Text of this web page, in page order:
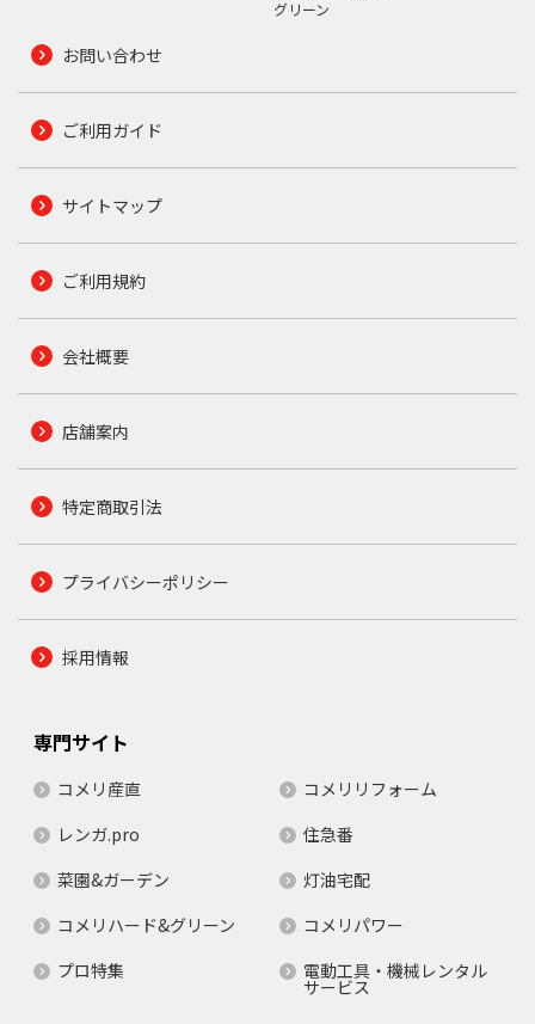
グリーン
お問い合わせ
ご利用ガイド
サイトマップ
ご利用規約
会社概要
店舗案内
特定商取引法
プライバシーポリシー
採用情報
専門サイト
コメリ産直
コメリリフォーム
レンガ.pro
住急番
菜園&ガーデン
灯油宅配
コメリハード&グリーン
コメリパワー
プロ特集
電動工具・機械レンタル
サービス